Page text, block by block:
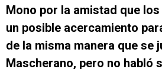
Mono por la amistad que
un posible acercamiento
de la misma manera que se
Mascherano, pero no habló